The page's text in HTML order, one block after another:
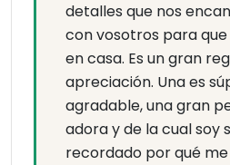
detalles que nos
con vosotros para
en casa. Es un gran
apreciación. Una es
agradable, una gran
adora y de la cual soy
recordado por qué